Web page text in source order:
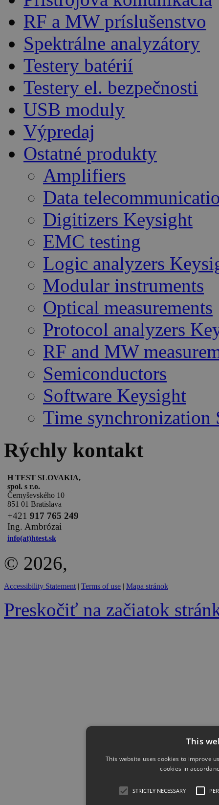
RF a MW príslušenstvo
Spektrálne analyzátory
Testery batérií
Testery el. bezpečnosti
USB moduly
Výpredaj
Ostatné produkty
Amplifiers
Data
Digitizers Keysight
EMC testing
Logic analyzers
Modular instruments
Optical measurements
Protocol analyzers
RF and MW
Semiconductors
Software Keysight
Time synchronization
Rýchly kontakt
H TEST SLOVAKIA,
spol. s r.o.
Černyševského 10
851 01 Bratislava
+421 917 765 249
Ing. Ambrózai
info(at)htest.sk
© 2026,
Accessibility Statement | Terms of use | Mapa stránok
Preskočiť na začiatok
This
This website uses cookies to improve
cookies in
STRICTLY NECESSARY